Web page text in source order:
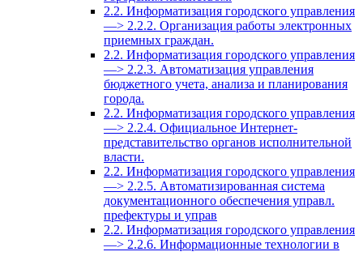
2.2. Информатизация городского управления
—> 2.2.2. Организация работы электронных
приемных граждан.
2.2. Информатизация городского управления
—> 2.2.3. Автоматизация управления
бюджетного учета, анализа и планирования
города.
2.2. Информатизация городского управления
—> 2.2.4. Официальное Интернет-
представительство органов исполнительной
власти.
2.2. Информатизация городского управления
—> 2.2.5. Автоматизированная система
документационного обеспечения управл.
префектуры и управ
2.2. Информатизация городского управления
—> 2.2.6. Информационные технологии в